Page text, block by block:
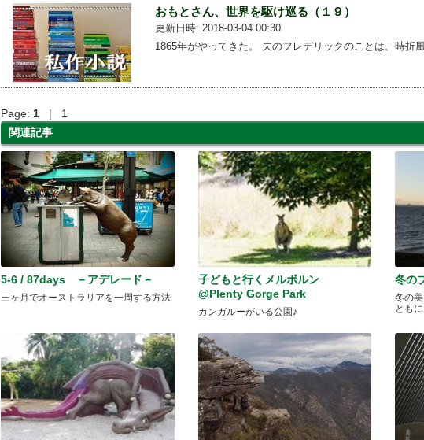
おもとさん、世界を駆け巡る（１９）
更新日時: 2018-03-04 00:30
1865年がやってきた。 夫のフレデリックのことは、時折
Page:1 | 1
関連記事
5-6 / 87days －アデレード－
三ヶ月でオーストラリアを一周する方法
子どもと行くメルボルン
@Plenty Gorge Park
カンガルーがいる公園♪
冬の
冬の
とも